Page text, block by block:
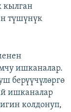
кылган
түшүнүк
ишканалар.
берүүчүлөргө
ишканалар
колдонуп,